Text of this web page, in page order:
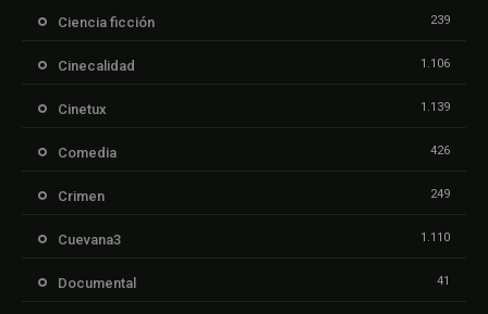
Ciencia ficción 239
Cinecalidad 1.106
Cinetux 1.139
Comedia 426
Crimen 249
Cuevana3 1.110
Documental 41